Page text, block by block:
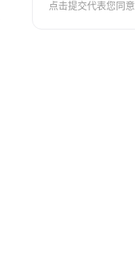
点击提交代表您同意